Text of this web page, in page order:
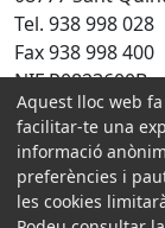
Tel. 938 998 028
Fax 938 998 400
NIF P0823600B
Amb la
Aquest lloc web
facilitar-te una
informació
preferències i
les cookies